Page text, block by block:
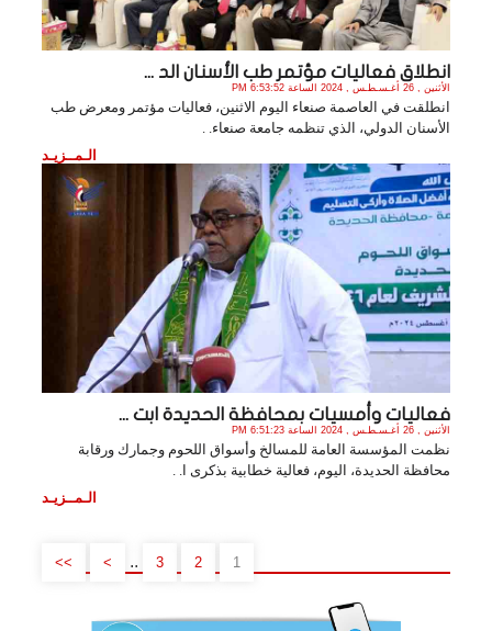
انطلاق فعاليات مؤتمر طب الأسنان الد ...
الأثنين , 26 أغـسـطـس , 2024 الساعة 6:53:52 PM
انطلقت في العاصمة صنعاء اليوم الاثنين، فعاليات مؤتمر ومعرض طب
الأسنان الدولي، الذي تنظمه جامعة صنعاء. .
الـمــزيـد
فعاليات وأمسيات بمحافظة الحديدة ابت ...
الأثنين , 26 أغـسـطـس , 2024 الساعة 6:51:23 PM
نظمت المؤسسة العامة للمسالخ وأسواق اللحوم وجمارك ورقابة
محافظة الحديدة، اليوم، فعالية خطابية بذكرى ا. .
الـمــزيـد
1
2
3
..
>
>>